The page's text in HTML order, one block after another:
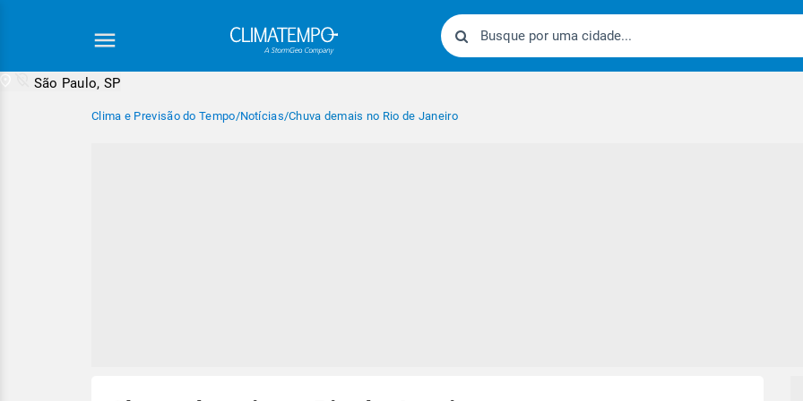
São Paulo, SP
Clima e Previsão do Tempo/Notícias/Chuva demais no Rio de Janeiro